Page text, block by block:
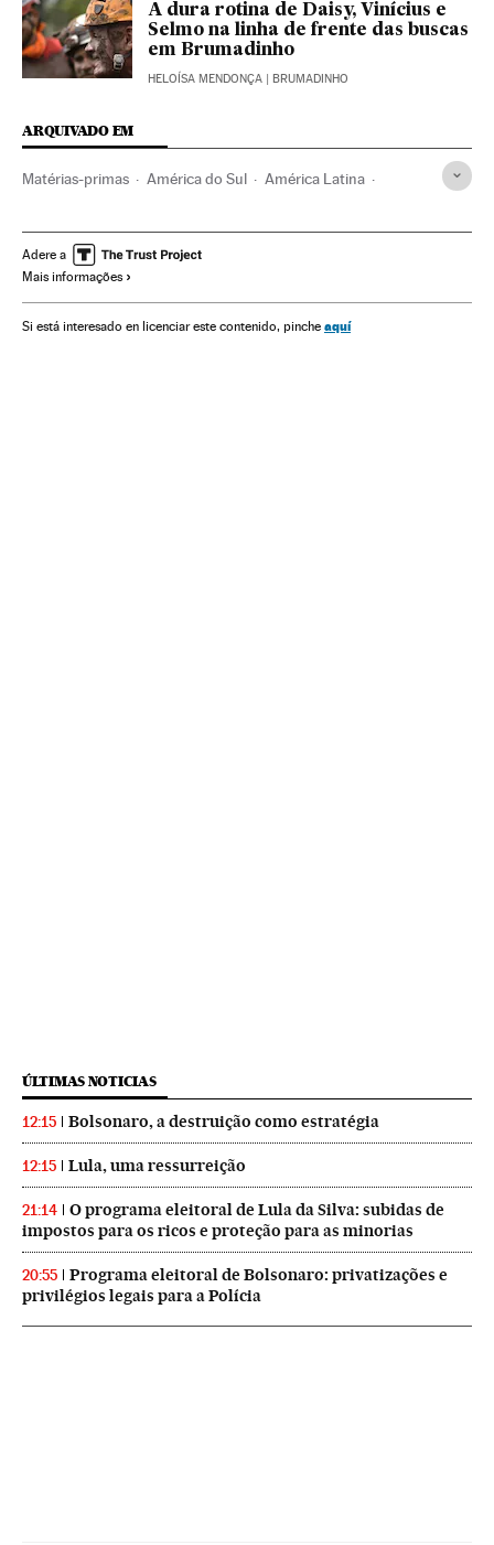
A dura rotina de Daisy, Vinícius e
Selmo na linha de frente das buscas
em Brumadinho
HELOÍSA MENDONÇA | BRUMADINHO
ARQUIVADO EM
Matérias-primas América do Sul América Latina
Indústria Meio ambiente
Rompimento Barragem Brumadinho
Rejeitos industriais Acidentes mineração Acidentes
Adere a
Mais informações
Si está interesado en licenciar este contenido, pinche aquí
ÚLTIMAS NOTICIAS
12:15 Bolsonaro, a destruição como estratégia
12:15 Lula, uma ressurreição
21:14
O programa eleitoral de Lula da Silva: subidas de
impostos para os ricos e proteção para as minorias
20:55
Programa eleitoral de Bolsonaro: privatizações e
privilégios legais para a Polícia